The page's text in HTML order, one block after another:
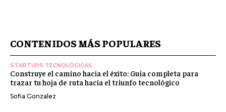
CONTENIDOS MÁS POPULARES
STARTUPS TECNOLÓGICAS
Construye el camino hacia el éxito: Guía completa para
trazar tu hoja de ruta hacia el triunfo tecnológico
Sofia Gonzalez